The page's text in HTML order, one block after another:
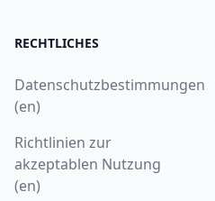
RECHTLICHES
Datenschutzbestimmungen
(en)
Richtlinien zur
akzeptablen Nutzung
(en)